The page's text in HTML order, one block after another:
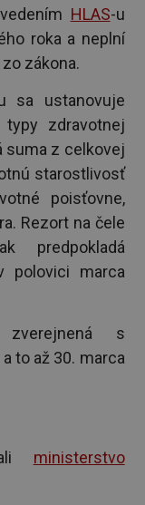
HLAS-u
roka a neplní
zákona.
sa ustanovuje
zdravotnej
suma z celkovej
starostlivosť
poisťovne,
Rezort na čele
predpokladá
polovici marca
s
to až 30. marca
ministerstvo